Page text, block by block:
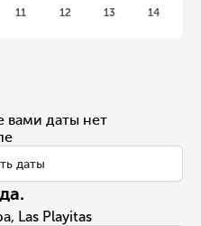
11 12 13 14
вами даты нет
даты
Las Playitas